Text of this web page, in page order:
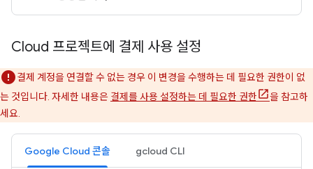
Cloud 프로젝트에 결제 사용 설정
결제 계정을 연결할 수 없는 경우 이 변경을 수행하는 데 필요한 권한이 없
는 것입니다. 자세한 내용은 결제를 사용 설정하는 데 필요한 권한
을 참고하
세요.
Google Cloud 콘솔 gcloud CLI